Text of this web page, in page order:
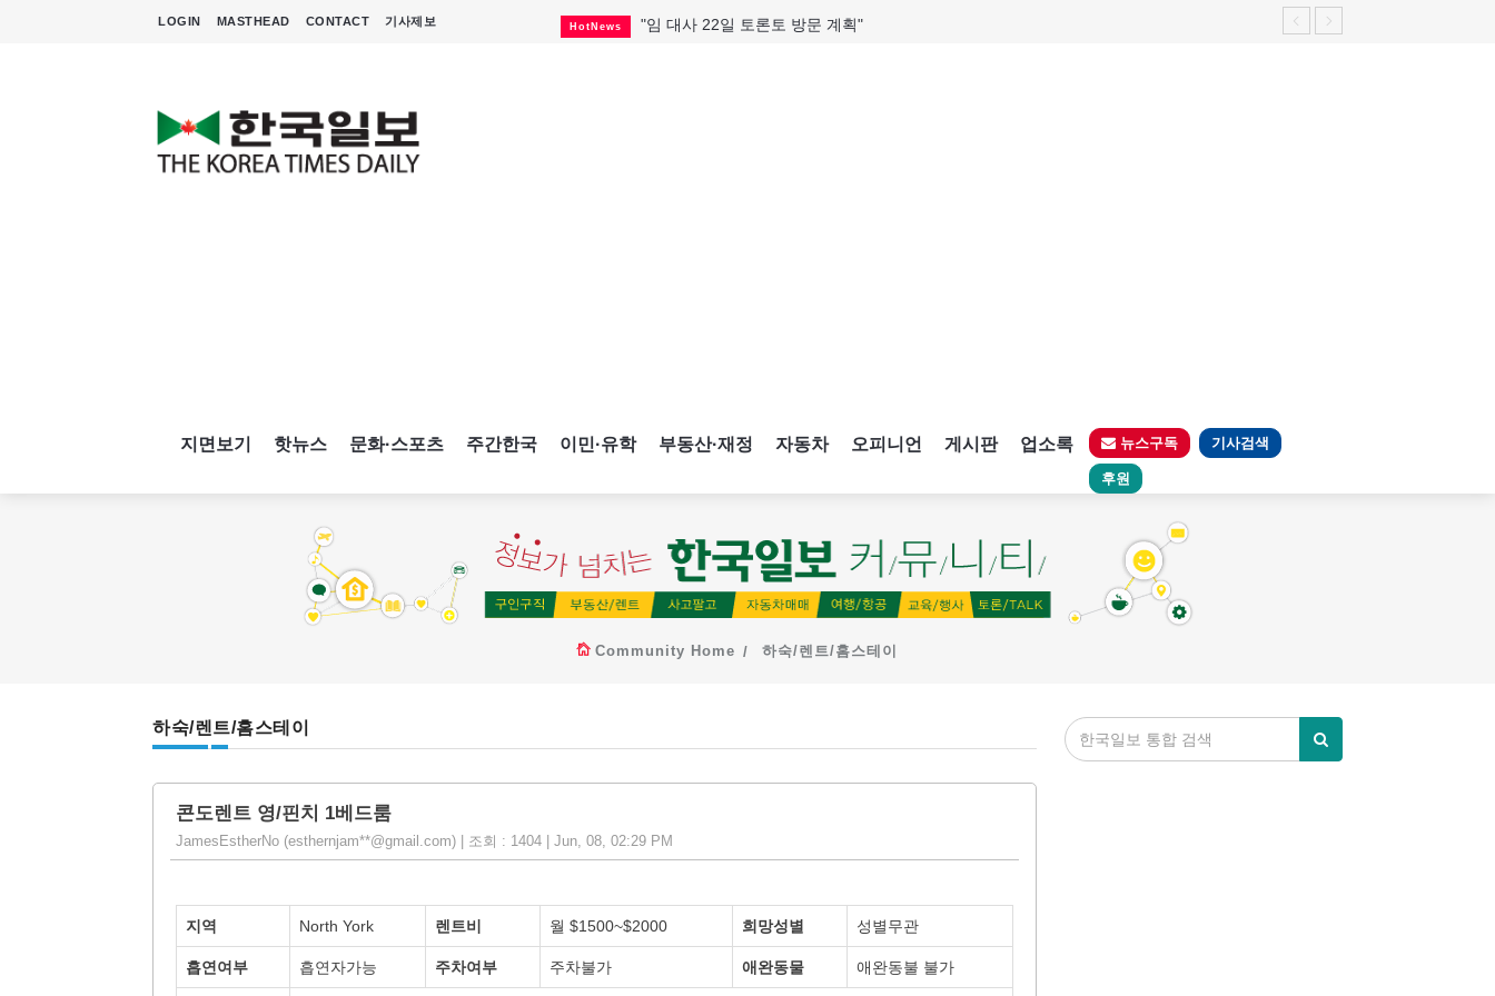
LOGIN MASTHEAD CONTACT 기사제보 HotNews "임 대사 22일 토론토 방문 계획"
지면보기 핫뉴스 문화·스포츠 주간한국 이민·유학 부동산·재정 자동차 오피니언 게시판 업소록 뉴스구독 기사검색
후원
Community Home 하숙/렌트/홈스테이
하숙/렌트/홈스테이
콘도렌트 영/핀치 1베드룸
JamesEstherNo (esthernjam**@gmail.com) | 조회 : 1404 | Jun, 08, 02:29 PM
지역 North York 렌트비 월 $1500~$2000 희망성별 성별무관
흡연여부 흡연자가능 주차여부 주차불가 애완동물 애완동불 불가